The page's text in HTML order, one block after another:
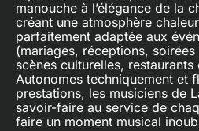
manouche à l’élégance de la
créant une atmosphère
parfaitement adaptée aux
(mariages, réceptions, soirées
scènes culturelles,
Autonomes techniquement et
prestations, les musiciens de
savoir-faire au service de
faire un moment musical